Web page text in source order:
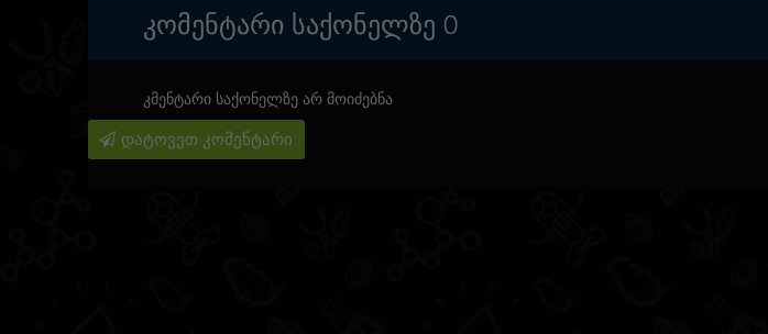
ᲙᲝᲛᲔᲜᲢᲐᲠᲘ ᲡᲐᲥᲝᲜᲔᲚᲖᲔ 0
კმენტარი საქონელზე არ მოიძებნა
დატოვეთ კომენტარი